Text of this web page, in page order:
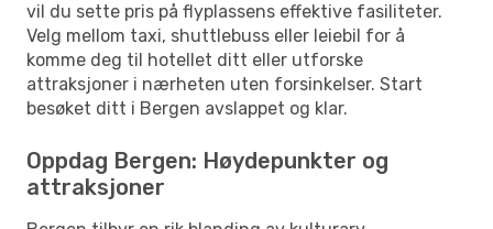
vil du sette pris på flyplassens effektive fasiliteter.
Velg mellom taxi, shuttlebuss eller leiebil for å
komme deg til hotellet ditt eller utforske
attraksjoner i nærheten uten forsinkelser. Start
besøket ditt i Bergen avslappet og klar.
Oppdag Bergen: Høydepunkter og
attraksjoner